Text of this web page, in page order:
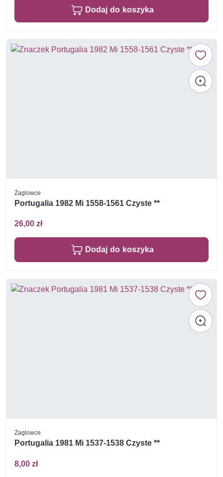
Dodaj do koszyka
Żaglowce
Portugalia 1982 Mi 1558-1561 Czyste **
26,00 zł
Dodaj do koszyka
Żaglowce
Portugalia 1981 Mi 1537-1538 Czyste **
8,00 zł